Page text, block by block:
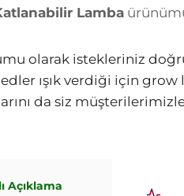
Lamba
olarak istekleriniz
ışık verdiği için
da siz
Açıklama